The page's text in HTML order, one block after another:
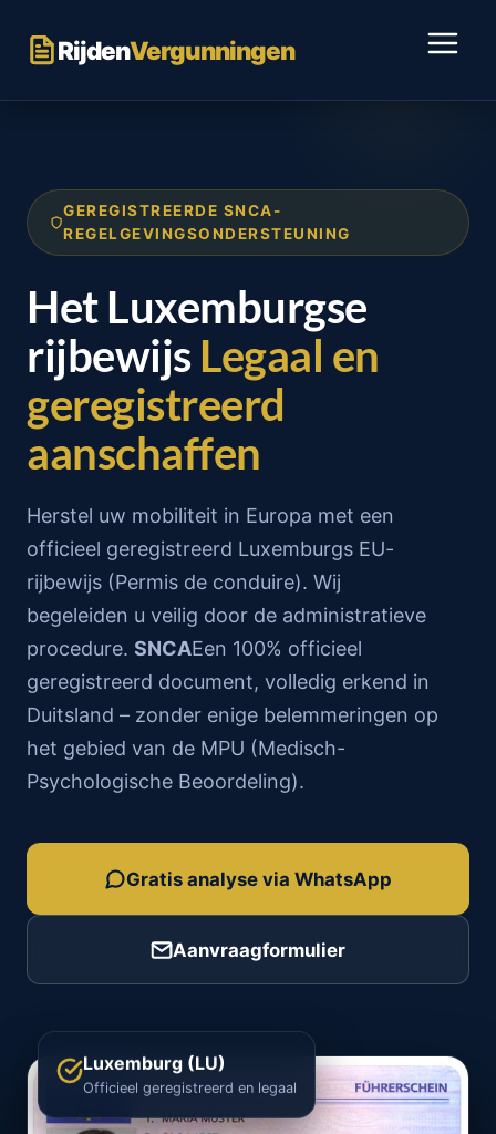
naar
inhoud
RijdenVergunningen
GEREGISTREERDE SNCA-
REGELGEVINGSONDERSTEUNING
Het Luxemburgse
rijbewijs Legaal en
geregistreerd
aanschaffen
Herstel uw mobiliteit in Europa met een
officieel geregistreerd Luxemburgs EU-
rijbewijs (Permis de conduire). Wij
begeleiden u veilig door de administratieve
procedure. SNCAEen 100% officieel
geregistreerd document, volledig erkend in
Duitsland – zonder enige belemmeringen op
het gebied van de MPU (Medisch-
Psychologische Beoordeling).
Gratis analyse via WhatsApp
Aanvraagformulier
Luxemburg (LU)
Officieel geregistreerd en legaal